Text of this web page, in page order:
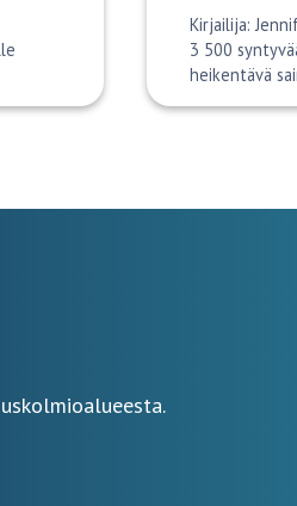
Kirjailija:
3 500
heikentävä